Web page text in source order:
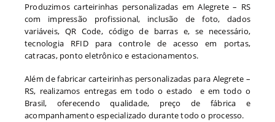
Produzimos carteirinhas personalizadas em Alegrete – RS
com impressão profissional, inclusão de foto, dados
variáveis, QR Code, código de barras e, se necessário,
tecnologia RFID para controle de acesso em portas,
catracas, ponto eletrônico e estacionamentos.
Além de fabricar carteirinhas personalizadas para Alegrete –
RS, realizamos entregas em todo o estado e em todo o
Brasil, oferecendo qualidade, preço de fábrica e
acompanhamento especializado durante todo o processo.